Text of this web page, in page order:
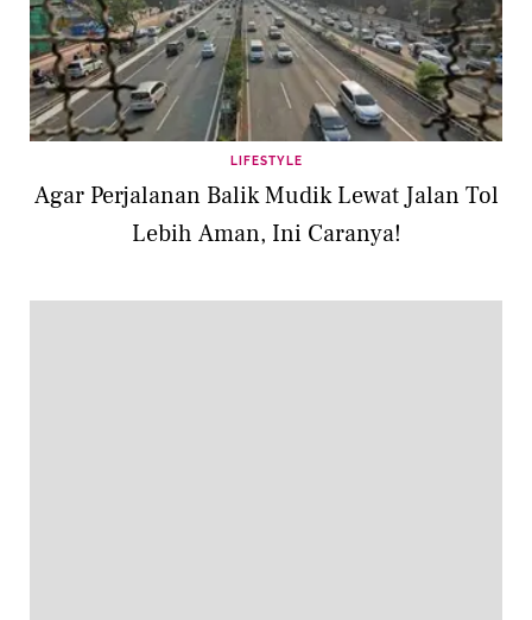
LIFESTYLE
Agar Perjalanan Balik Mudik Lewat Jalan Tol
Lebih Aman, Ini Caranya!